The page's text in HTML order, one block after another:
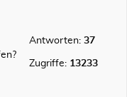
Antworten: 37
Zugriffe: 13233